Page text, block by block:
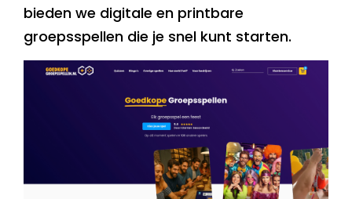
bieden we digitale en printbare
groepsspellen die je snel kunt starten.